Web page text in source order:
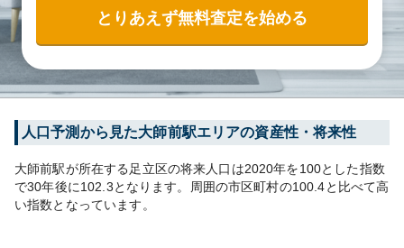
とりあえず無料査定を始める
人口予測から見た大師前駅エリアの資産性・将来性
大師前駅が所在する 足立区の将来人口は2020年を100とした指数
で30年後に102.3となります。 周囲の市区町村の100.4と比べて高
い指数となっています。